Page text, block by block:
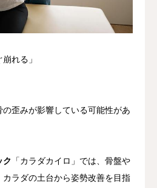
れる」
歪みが影響している可能性があ
ク
「カラダカイロ」では、骨盤や
ラダの土台から姿勢改善を目指